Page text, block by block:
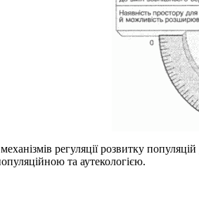
регуляції розвитку
та аутекологією.